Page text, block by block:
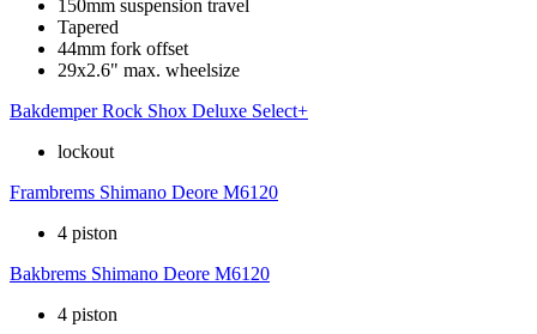
150mm suspension travel
Tapered
44mm fork offset
29x2.6" max. wheelsize
Bakdemper Rock Shox Deluxe Select+
lockout
Frambrems Shimano Deore M6120
4 piston
Bakbrems Shimano Deore M6120
4 piston